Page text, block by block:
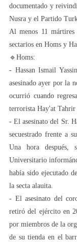
documentado y
Nusra y el Partido
Al menos 11
sectarios en Homs y
🔹Homs:
- Hassan Ismail
asesinado ayer por la
ocurrió cuando
terrorista Hay'at Tahrir
- El asesinato del Sr.
secuestrado frente a
Una hora después,
Universitario
había sido ejecutado
la secta alauita.
- El asesinato del
retiró del ejército en
por miembros de la
de su tienda en el